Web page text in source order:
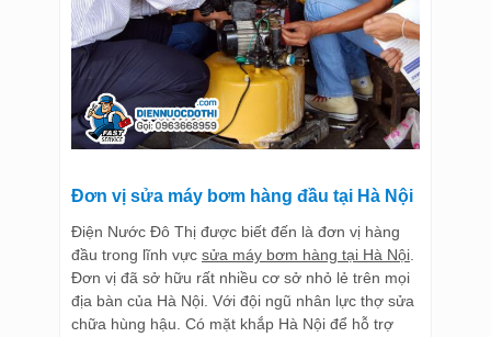
Đơn vị sửa máy bơm hàng đầu tại Hà Nội
Điện Nước Đô Thị được biết đến là đơn vị hàng
đầu trong lĩnh vực sửa máy bơm hàng tại Hà Nội.
Đơn vị đã sở hữu rất nhiều cơ sở nhỏ lẻ trên mọi
địa bàn của Hà Nội. Với đội ngũ nhân lực thợ sửa
chữa hùng hậu. Có mặt khắp Hà Nội để hỗ trợ